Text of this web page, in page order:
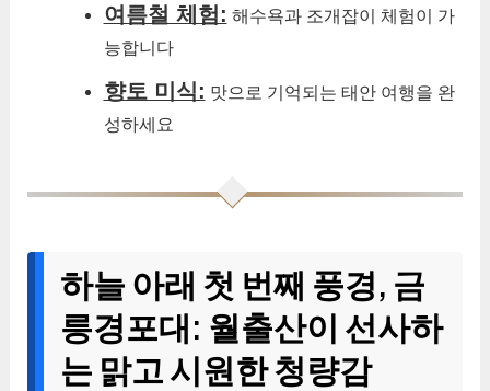
여름철 체험: 해수욕과 조개잡이 체험이 가
능합니다
향토 미식: 맛으로 기억되는 태안 여행을 완
성하세요
하늘 아래 첫 번째 풍경, 금
릉경포대: 월출산이 선사하
는 맑고 시원한 청량감